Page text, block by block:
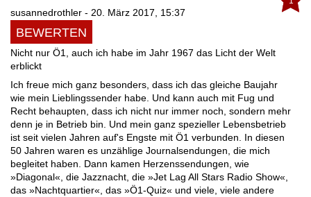
susannedrothler - 20. März 2017, 15:37
BEWERTEN
Nicht nur Ö1, auch ich habe im Jahr 1967 das Licht der Welt
erblickt
Ich freue mich ganz besonders, dass ich das gleiche Baujahr
wie mein Lieblingssender habe. Und kann auch mit Fug und
Recht behaupten, dass ich nicht nur immer noch, sondern mehr
denn je in Betrieb bin. Und mein ganz spezieller Lebensbetrieb
ist seit vielen Jahren auf's Engste mit Ö1 verbunden. In diesen
50 Jahren waren es unzählige Journalsendungen, die mich
begleitet haben. Dann kamen Herzenssendungen, wie
»Diagonal«, die Jazznacht, die »Jet Lag All Stars Radio Show«,
das »Nachtquartier«, das »Ö1-Quiz« und viele, viele andere